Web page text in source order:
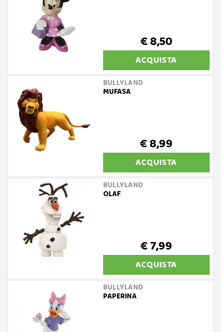
€ 8,50
ACQUISTA
BULLYLAND
MUFASA
€ 8,99
ACQUISTA
BULLYLAND
OLAF
€ 7,99
ACQUISTA
BULLYLAND
PAPERINA